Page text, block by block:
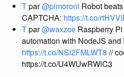
Tpar@pimoroni Robot
CAPTCHA: https://t.co/
Tpar@waxzce Raspberry
automation with NodeJS and
https://t.co/NSi2FMLWT8 //
https://t.co/U4WUwRWlC3